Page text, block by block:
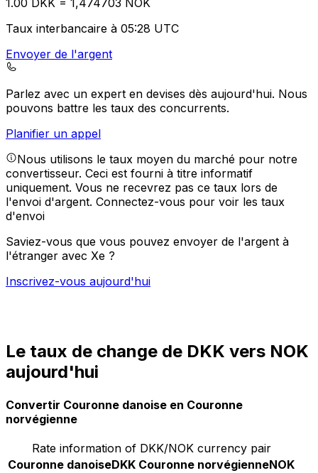
1.00 DKK = 1,474703 NOK
Taux interbancaire à 05:28 UTC
Envoyer de l'argent
Parlez avec un expert en devises dès aujourd'hui. Nous
pouvons battre les taux des concurrents.
Planifier un appel
Nous utilisons le taux moyen du marché pour notre
convertisseur. Ceci est fourni à titre informatif
uniquement. Vous ne recevrez pas ce taux lors de
l'envoi d'argent. Connectez-vous pour voir les taux
d'envoi
Saviez-vous que vous pouvez envoyer de l'argent à
l'étranger avec Xe ?
Inscrivez-vous aujourd'hui
Le taux de change de DKK vers NOK
aujourd'hui
Convertir Couronne danoise en Couronne
norvégienne
Rate information of DKK/NOK currency pair
Couronne danoiseDKK Couronne norvégienneNOK